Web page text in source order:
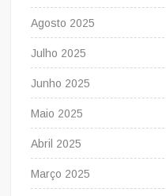
Agosto 2025
Julho 2025
Junho 2025
Maio 2025
Abril 2025
Março 2025